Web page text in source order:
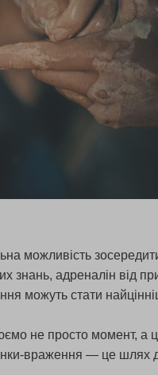
можливість
знань, адреналін від
можуть стати
не просто момент,
враження — це шлях